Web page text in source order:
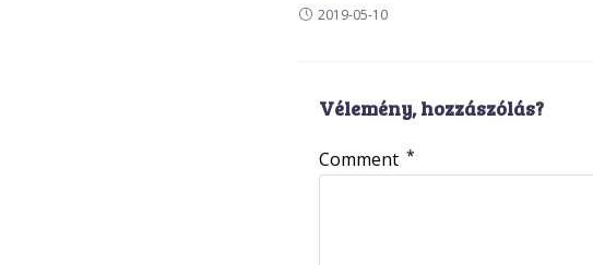
2019-05-10
Vélemény, hozzászólás?
Comment *